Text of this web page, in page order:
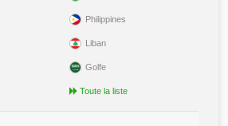
Philippines
Liban
Golfe
Toute la liste